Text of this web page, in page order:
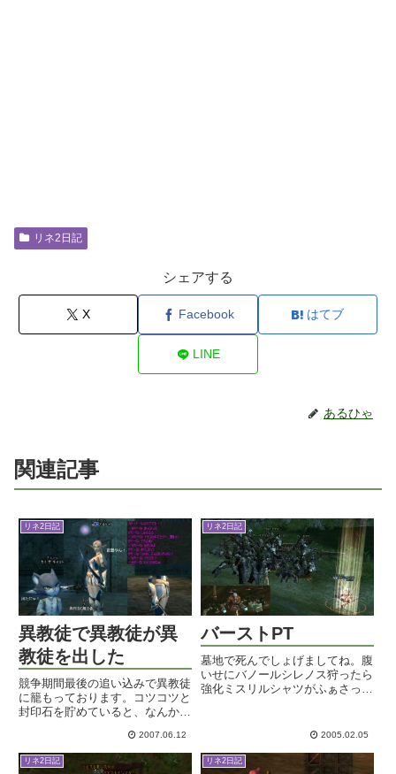
リネ2日記
シェアする
X Facebook はてブ
LINE
あるひゃ
関連記事
リネ2日記
異教徒で異教徒が異
教徒を出した
競争期間最後の追い込みで異教徒
に籠もっております。コツコツと
封印石を貯めていると、なんか刀
も先っちょが変な形だ。あ、武器
だ。異教徒の魔法書だそうですよ
～。魔法書っつっても片手の杖と
2007.06.12
リネ2日記
バーストPT
墓地で死んでしょげましてね。腹
いせにバノールシレノス狩ったら
強化ミスリルシャツがふぁさっっ
がっっっ。ついにレア神降臨で三
＾この調子でガンガン出します
2005.02.05
リネ2日記 リネ2日記